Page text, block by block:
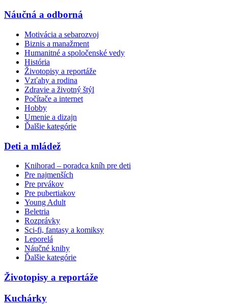
Náučná a odborná
Motivácia a sebarozvoj
Biznis a manažment
Humanitné a spoločenské vedy
História
Životopisy a reportáže
Vzťahy a rodina
Zdravie a životný štýl
Počítače a internet
Hobby
Umenie a dizajn
Ďalšie kategórie
Deti a mládež
Knihorad – poradca kníh pre deti
Pre najmenších
Pre prvákov
Pre pubertiakov
Young Adult
Beletria
Rozprávky
Sci-fi, fantasy a komiksy
Leporelá
Náučné knihy
Ďalšie kategórie
Životopisy a reportáže
Kuchárky